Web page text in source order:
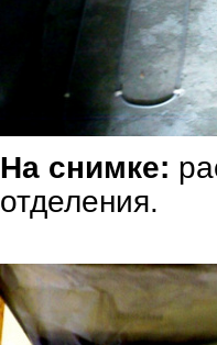
На снимке:
отделения.